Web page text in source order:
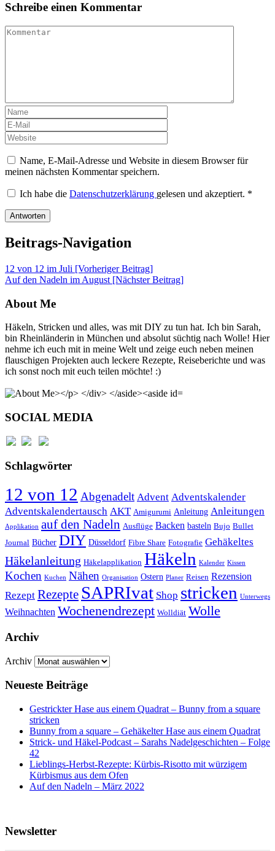
Schreibe einen Kommentar
Name, E-Mail-Adresse und Website in diesem Browser für
meinen nächsten Kommentar speichern.
Ich habe die Datenschutzerklärung gelesen und akzeptiert. *
Beitrags-Navigation
12 von 12 im Juli [Vorheriger Beitrag]
Auf den Nadeln im August [Nächster Beitrag]
About Me
Häkeln, Stricken und alles, was mit DIY zu tun hat. Ich bin Sarah,
bin Rheinländerin in München und absolut süchtig nach Wolle! Hier
nehme ich euch mit in meine Welt und zeige euch neben meinen
flauschigen Projekten auch leckere Rezepte, Reiseberichte und was
ich sonst noch mit euch teilen möchte! :)
SOCIAL MEDIA
Schlagwörter
12 von 12 Abgenadelt Advent Adventskalender
Adventskalendertausch AKT Amigurumi Anleitung Anleitungen
Applikation auf den Nadeln Ausflüge Backen basteln Bujo Bullet
Journal Bücher DIY Düsseldorf Fibre Share Fotografie Gehäkeltes
Häkelanleitung Häkelapplikation Häkeln Kalender Kissen
Kochen Kuchen Nähen Organisation Ostern Planer Reisen Rezension
Rezept Rezepte SAPRIvat Shop stricken Unterwegs
Weihnachten Wochenendrezept Wolldiät Wolle
Archiv
Archiv
Neueste Beiträge
Gestrickter Hase aus einem Quadrat – Bunny from a square
stricken
Bunny from a square – Gehäkelter Hase aus einem Quadrat
Strick- und Häkel-Podcast – Sarahs Nadelgeschichten – Folge
42
Lieblings-Herbst-Rezepte: Kürbis-Risotto mit würzigem
Kürbismus aus dem Ofen
Auf den Nadeln – März 2022
Newsletter